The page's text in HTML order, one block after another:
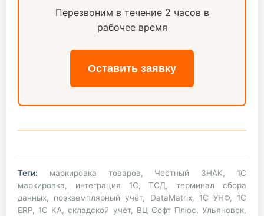
Перезвоним в течение 2 часов в
рабочее время
Оставить заявку
Теги: маркировка товаров, Честный ЗНАК, 1С
маркировка, интеграция 1С, ТСД, терминал сбора
данных, поэкземплярный учёт, DataMatrix, 1С УНФ, 1С
ERP, 1С КА, складской учёт, ВЦ Софт Плюс, Ульяновск,